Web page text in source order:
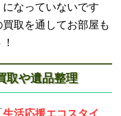
なっていないです
取を通してお部屋も
取や遺品整理
生活応援エコスタイ